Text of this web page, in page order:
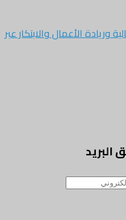
وريادة الأعمال والابتكار عبر
البريد